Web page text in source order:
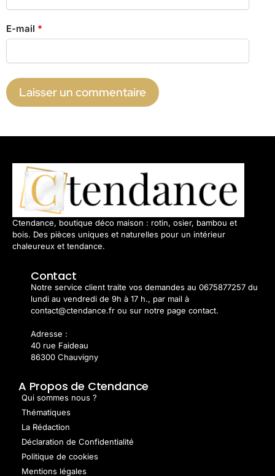
E-mail *
Ctendance, boutique déco maison : rotin, osier, bambou et
bois. Des pièces uniques et naturelles pour un intérieur
chaleureux et tendance.
Contact
Notre service client traite vos demandes au 0675877257 du
lundi au vendredi de 9h à 17 h., par mail à
contact@ctendance.fr ou sur notre page contact.
Adresse :
40 rue Faideau
86300 Chauvigny
A Propos de Ctendance
Qui sommes nous ?
Thématiques
La Rédaction
Déclaration de Confidentialité
Politique de cookies
Mentions légales